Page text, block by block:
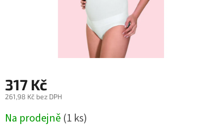
317 Kč
261,98 Kč bez DPH
cena:
Na prodejně (1 ks)